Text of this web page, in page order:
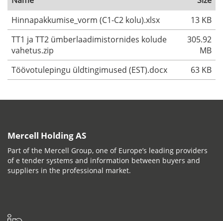
Hinnapakkumise_vorm (C1-C2 kolu).xlsx
13 KB
TT1 ja TT2 ümberlaadimistornides kolude
vahetus.zip
305.92
MB
Töövotulepingu üldtingimused (EST).docx
63 KB
Mercell Holding AS
Part of the Mercell Group, one of Europe’s leading providers
of e tender systems and information between buyers and
suppliers in the professional market.